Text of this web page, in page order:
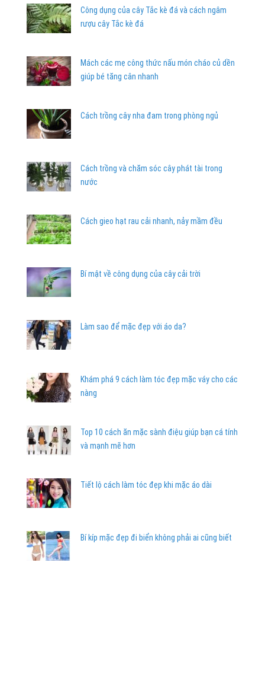
Công dụng của cây Tắc kè đá và cách ngâm
rượu cây Tắc kè đá
Mách các mẹ công thức nấu món cháo củ dền
giúp bé tăng cân nhanh
Cách trồng cây nha đam trong phòng ngủ
Cách trồng và chăm sóc cây phát tài trong
nước
Cách gieo hạt rau cải nhanh, nảy mầm đều
Bí mật về công dụng của cây cải trời
Làm sao để mặc đẹp với áo da?
Khám phá 9 cách làm tóc đẹp mặc váy cho các
nàng
Top 10 cách ăn mặc sành điệu giúp bạn cá tính
và mạnh mẽ hơn
Tiết lộ cách làm tóc đẹp khi mặc áo dài
Bí kíp mặc đẹp đi biển không phải ai cũng biết